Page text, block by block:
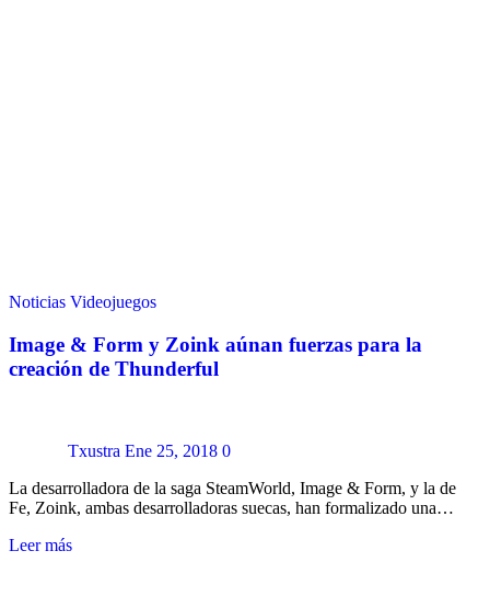
Noticias Videojuegos
Image & Form y Zoink aúnan fuerzas para la
creación de Thunderful
Txustra Ene 25, 2018 0
La desarrolladora de la saga SteamWorld, Image & Form, y la de
Fe, Zoink, ambas desarrolladoras suecas, han formalizado una…
Leer más